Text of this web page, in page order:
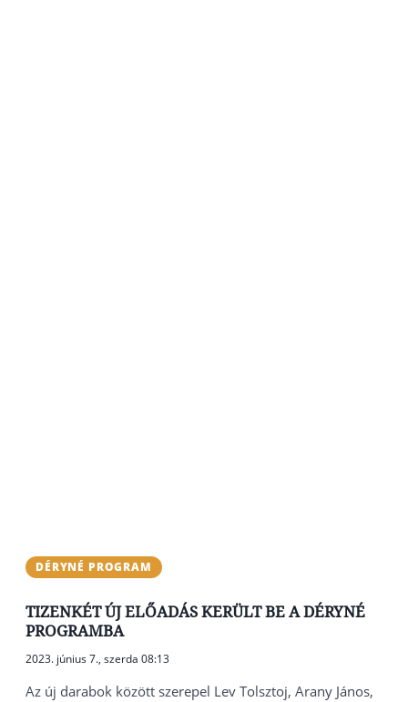
DÉRYNÉ PROGRAM
TIZENKÉT ÚJ ELŐADÁS KERÜLT BE A DÉRYNÉ
PROGRAMBA
2023. június 7., szerda 08:13
Az új darabok között szerepel Lev Tolsztoj, Arany János,